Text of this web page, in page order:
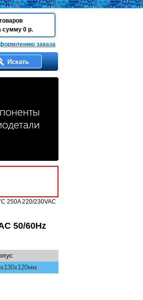
сумму 0 р.
заказа
250A 220/230VAC
50/60Hz